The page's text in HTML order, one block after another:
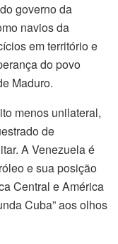
governo da
navios da
em território e
do povo
Maduro.
menos unilateral,
de
A Venezuela é
e sua posição
Central e América
Cuba” aos olhos